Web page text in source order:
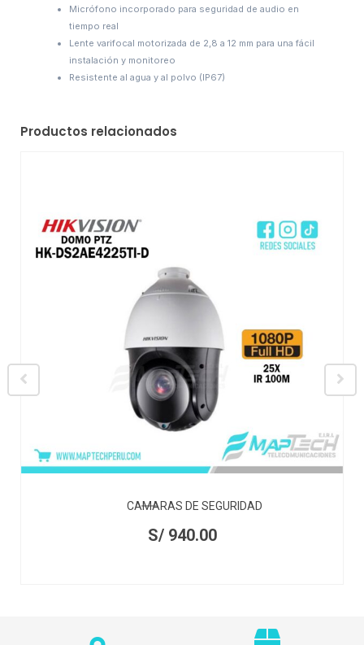
Micrófono incorporado para seguridad de audio en
tiempo real
Lente varifocal motorizada de 2,8 a 12 mm para una fácil
instalación y monitoreo
Resistente al agua y al polvo (IP67)
Productos relacionados
CAMARAS DE SEGURIDAD
S/940.00